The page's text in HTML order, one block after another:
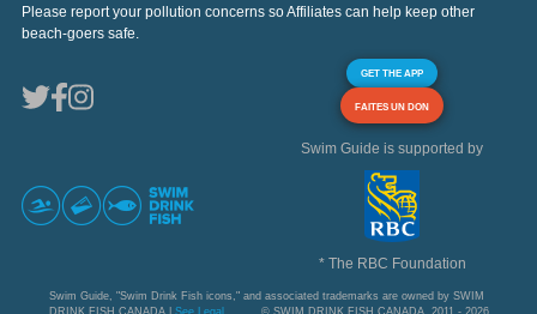
Please report your pollution concerns so Affiliates can help keep other
beach-goers safe.
GET THE APP
FAITES UN DON
Swim Guide is supported by
* The RBC Foundation
Swim Guide, "Swim Drink Fish icons," and associated trademarks are owned by SWIM